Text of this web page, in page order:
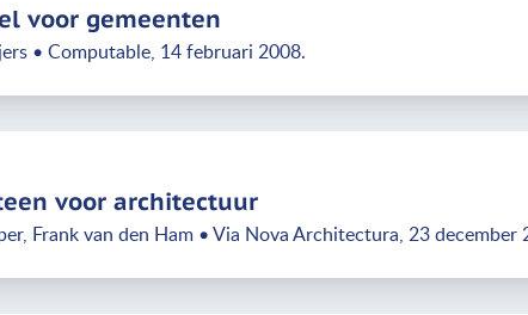
voor gemeenten
• Computable, 14 februari 2008.
voor architectuur
Frank van den Ham • Via Nova Architectura, 23 december